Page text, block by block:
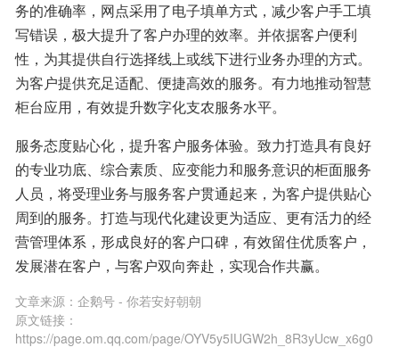
务的准确率，网点采用了电子填单方式，减少客户手工填
写错误，极大提升了客户办理的效率。并依据客户便利
性，为其提供自行选择线上或线下进行业务办理的方式。
为客户提供充足适配、便捷高效的服务。有力地推动智慧
柜台应用，有效提升数字化支农服务水平。
服务态度贴心化，提升客户服务体验。致力打造具有良好
的专业功底、综合素质、应变能力和服务意识的柜面服务
人员，将受理业务与服务客户贯通起来，为客户提供贴心
周到的服务。打造与现代化建设更为适应、更有活力的经
营管理体系，形成良好的客户口碑，有效留住优质客户，
发展潜在客户，与客户双向奔赴，实现合作共赢。
文章来源： 企鹅号 - 你若安好朝朝
原文链接：
https://page.om.qq.com/page/OYV5y5IUGW2h_8R3yUcw_x6g0